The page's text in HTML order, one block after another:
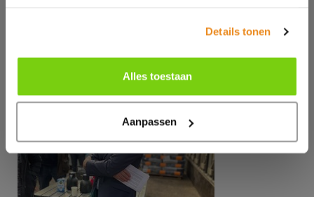
Details tonen
Alles toestaan
Aanpassen